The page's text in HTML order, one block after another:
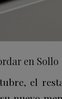
en Sollo
el